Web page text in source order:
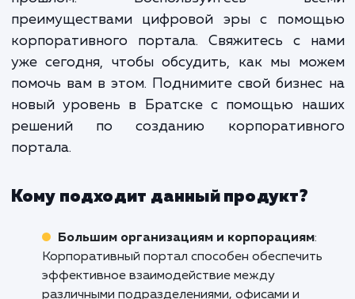
место для
взаимодействия и
Более того, он поможет вам
свою корпоративную
улучшить коммуникации и
уровень
Не допускайте, чтобы ваш бизнес